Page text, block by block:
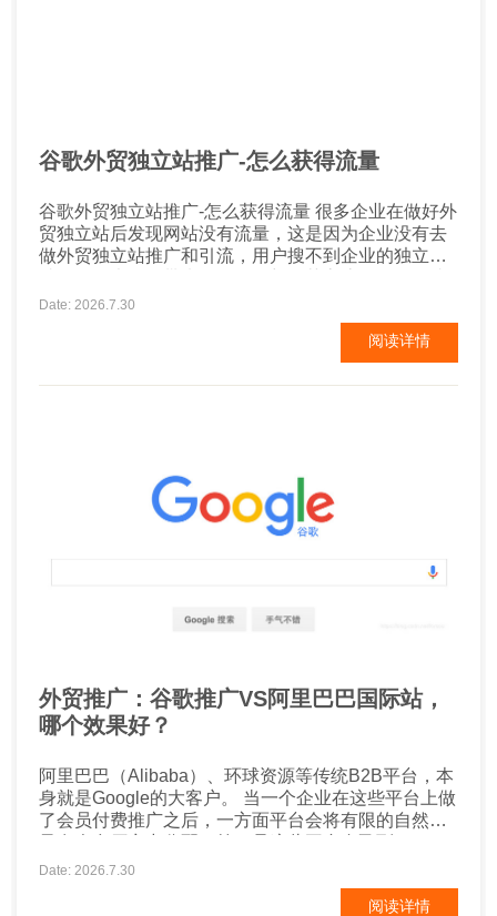
谷歌外贸独立站推广-怎么获得流量
谷歌外贸独立站推广-怎么获得流量 很多企业在做好外
贸独立站后发现网站没有流量，这是因为企业没有去
做外贸独立站推广和引流，用户搜不到企业的独立
本较低的方式就是谷歌SEO。那么谷歌SEO到底该如
下首页的权重最高，也是企业获得核心关键词排名的
Date: 2026.7.30
阅读详情
外贸推广：谷歌推广VS阿里巴巴国际站，
哪个效果好？
阿里巴巴（Alibaba）、环球资源等传统B2B平台，本
身就是Google的大客户。 当一个企业在这些平台上做
了会员付费推广之后，一方面平台会将有限的自然流
上投放广告，批发流量进来之后，再分配给成百上千
的同行业厂商，有多少流量能到达自己的企业店铺或
Date: 2026.7.30
阅读详情